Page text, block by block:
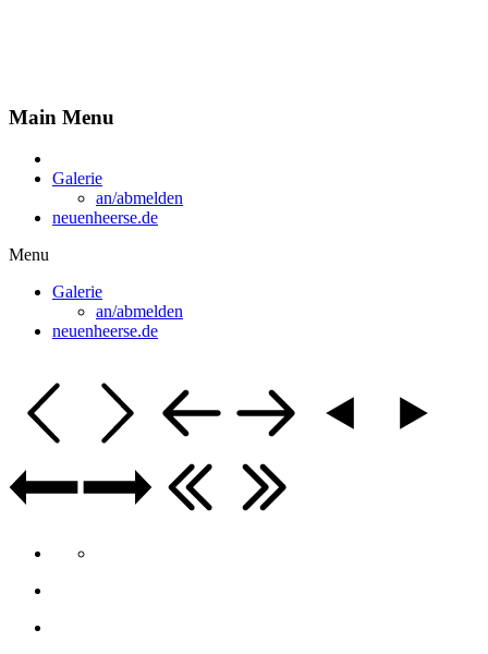
Main Menu
Galerie
an/abmelden
neuenheerse.de
Menu
Galerie
an/abmelden
neuenheerse.de